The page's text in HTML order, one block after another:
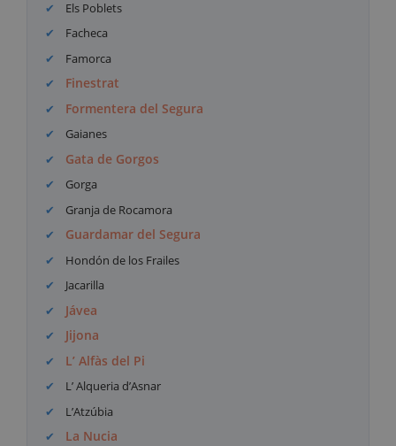
Els Poblets
Facheca
Famorca
Finestrat
Formentera del Segura
Gaianes
Gata de Gorgos
Gorga
Granja de Rocamora
Guardamar del Segura
Hondón de los Frailes
Jacarilla
Jávea
Jijona
L’ Alfàs del Pi
L’ Alqueria d’Asnar
L’Atzúbia
La Nucia